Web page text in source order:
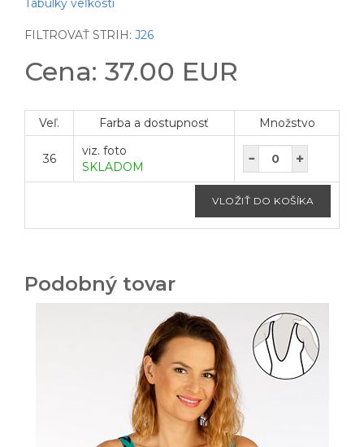
Tabulky veľkostí
FILTROVAŤ STRIH: J26
Cena: 37.00 EUR
Veľ. Farba a dostupnosť Množstvo
36
viz. foto
SKLADOM
Podobný tovar